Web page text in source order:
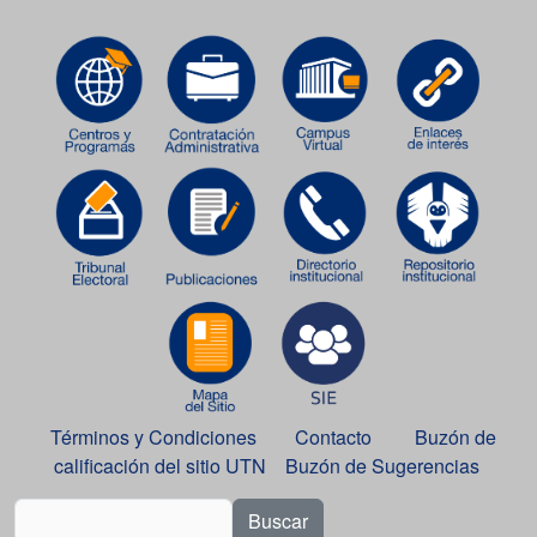
Términos y Condiciones Contacto
Buzón de
calificación del sitio UTN
Buzón de Sugerencias
Buscar